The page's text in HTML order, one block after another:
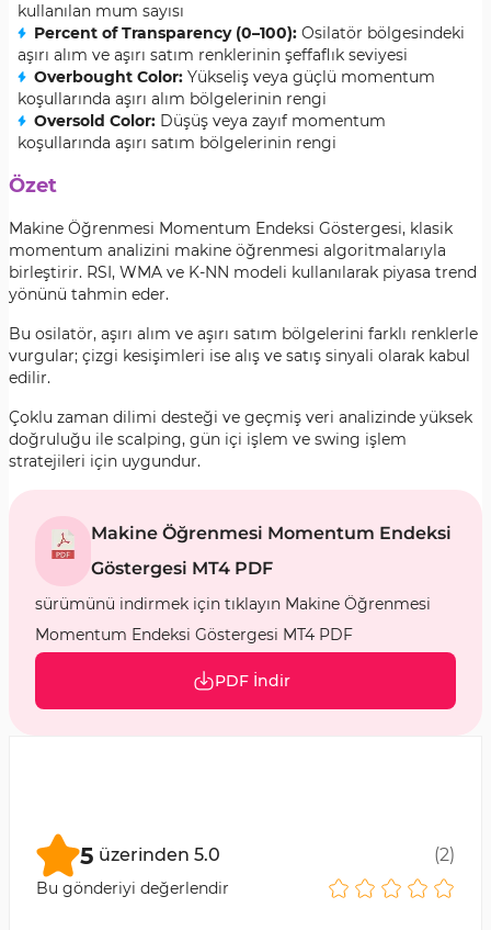
kullanılan mum sayısı
Percent of Transparency (0–100): Osilatör bölgesindeki
aşırı alım ve aşırı satım renklerinin şeffaflık seviyesi
Overbought Color: Yükseliş veya güçlü momentum
koşullarında aşırı alım bölgelerinin rengi
Oversold Color: Düşüş veya zayıf momentum
koşullarında aşırı satım bölgelerinin rengi
Özet
Makine Öğrenmesi Momentum Endeksi Göstergesi, klasik
momentum analizini makine öğrenmesi algoritmalarıyla
birleştirir. RSI, WMA ve K-NN modeli kullanılarak piyasa trend
yönünü tahmin eder.
Bu osilatör, aşırı alım ve aşırı satım bölgelerini farklı renklerle
vurgular; çizgi kesişimleri ise alış ve satış sinyali olarak kabul
edilir.
Çoklu zaman dilimi desteği ve geçmiş veri analizinde yüksek
doğruluğu ile scalping, gün içi işlem ve swing işlem
stratejileri için uygundur.
Makine Öğrenmesi Momentum Endeksi
Göstergesi MT4 PDF
sürümünü indirmek için tıklayın Makine Öğrenmesi
Momentum Endeksi Göstergesi MT4 PDF
PDF İndir
5 üzerinden 5.0 (2)
Bu gönderiyi değerlendir